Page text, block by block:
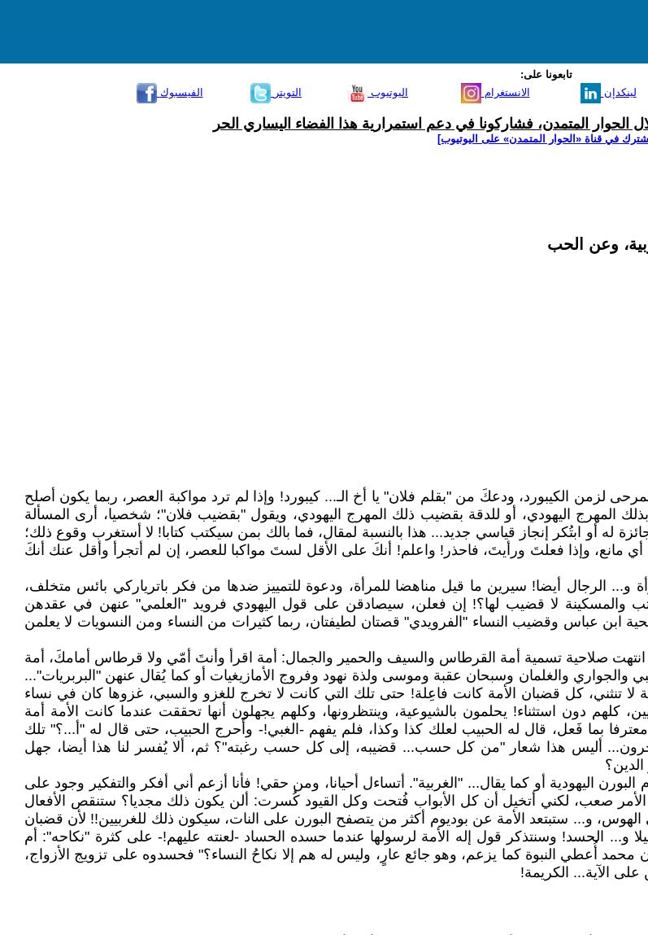
تابعونا على:
الفيسبوك
التويتر اليوتيوب الانستغرام لينكدإن
الحوار المتمدن، فشاركونا في دعم استمرارية هذا الفضاء اليساري الحر
في قناة ‫«الحوار المتمدن» على اليوتيوب]
الكيبورد، ودعكَ من "بقلم فلان" يا أخ الـ... كيبورد! وإذا لم ترد مواكبة العصر، ربما يكون أصلح
المهرج اليهودي، أو للدقة بقضيب ذلك المهرج اليهودي، ويقول "بقضيب فلان"؛ شخصيا، أرى المسألة
أو ابتُكر إنجاز قياسي جديد... هذا بالنسبة لمقال، فما بالك بمن سيكتب كتابا! لا أستغرب وقوع ذلك؛
مانع، وإذا فعلتَ ورأيتَ، فاحذر! واعلم! أنكَ على الأقل لستَ مواكبا للعصر، إن لم أتجرأ وأقل عنك أنكَ
و... الرجال أيضا! سيرين ما قيل مناهضا للمرأة، ودعوة للتمييز ضدها من فكر باترياركي بائس متخلف،
والمسكينة لا قضيب لها؟! إن فعلن، سيصادقن على قول اليهودي فرويد "العلمي" عنهن في عقدهن
عباس وقضيب النساء "الفرويدي" قصتان لطيفتان، ربما كثيرات من النساء ومن النسويات لا يعلمن
صلاحية تسمية أمة القرطاس والسيف والحمير والجمال: أمة اقرأ وأنتَ أمّي ولا قرطاس أمامكَ، أمة
والجواري والغلمان وسبحان عقبة وموسى ولذة نهود وفروج الأمازيغيات أو كما يُقال عنهن "البربريات"...
تنثني، كل قضبان الأمة كانت فاعِلة! حتى تلك التي كانت لا تخرج للغزو والسبي، غزوها كان في نساء
كلهم دون استثناء! يحلمون بالشيوعية، وينتظرونها، وكلهم يجهلون أنها تحققت عندما كانت الأمة أمة
بما فَعل، قال له الحبيب لعلك كذا وكذا، فلم يفهم -الغبي!- وأَحرج الحبيب، حتى قال له "أ...؟" تلك
أليس هذا شعار "من كل حسب... قضيبه، إلى كل حسب رغبته"؟ ثم، ألا يُفسر لنا هذا أيضا، جهل
اليهودية أو كما يقال... "الغربية". أتساءل أحيانا، ومن حقي! فأنا أزعم أني أفكر والتفكير وجود على
صعب، لكني أتخيل أن كل الأبواب فُتحت وكل القيود كُسرت: ألن يكون ذلك مجديا؟ ستنقص الأفعال
و... ستبتعد الأمة عن بوديوم أكثر من يتصفح البورن على النات، سيكون ذلك للغربيين!! لأن قضبان
و... الحسد! وسنتذكر قول إله الأمة لرسولها عندما حسده الحساد -لعنته عليهم!- على كثرة "نكاحه": أم
أُعطي النبوة كما يزعم، وهو جائع عارٍ، وليس له هم إلا نكاحُ النساء؟" فحسدوه على تزويج الأزواج،
الآية... الكريمة!